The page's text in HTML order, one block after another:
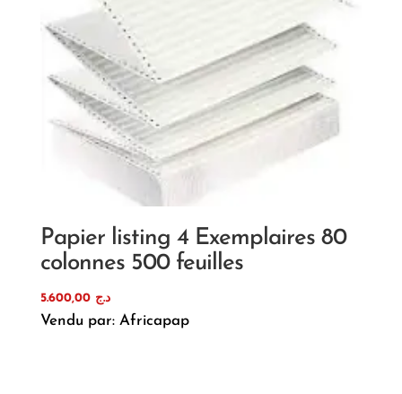
Papier listing 4 Exemplaires 80
colonnes 500 feuilles
د.ج 5.600,00
Vendu par: Africapap